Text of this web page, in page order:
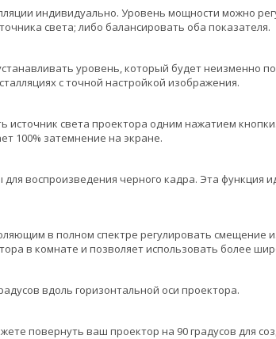
индивидуально. Уровень мощности можно
света; либо балансировать оба показателя.
уровень, который будет неизменно
с точной настройкой изображения.
света проектора одним нажатием
100% затемнение на экране.
воспроизведения черного кадра. Эта функция
в полном спектре регулировать смещение
в комнате и позволяет использовать более
вдоль горизонтальной оси проектора.
повернуть ваш проектор на 90 градусов для